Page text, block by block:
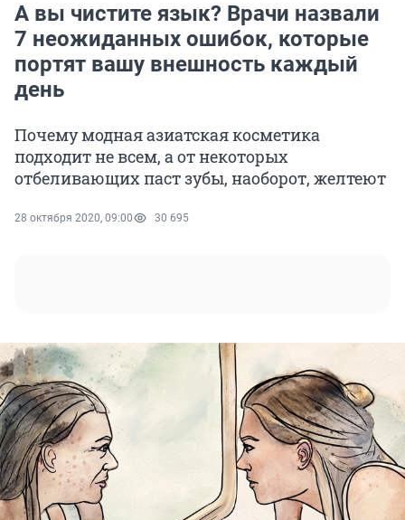
А вы чистите язык? Врачи назвали
7 неожиданных ошибок, которые
портят вашу внешность каждый
день
Почему модная азиатская косметика
подходит не всем, а от некоторых
отбеливающих паст зубы, наоборот, желтеют
28 октября 2020, 09:00 30 695